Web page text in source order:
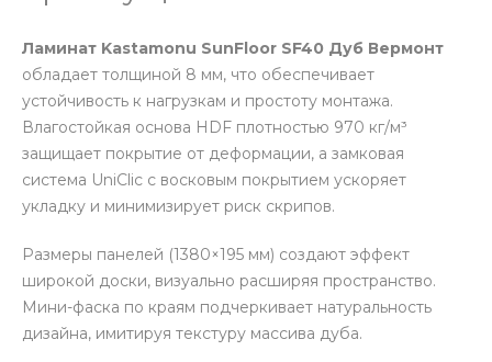
Ламинат Kastamonu SunFloor SF40 Дуб Вермонт
обладает толщиной 8 мм, что обеспечивает
устойчивость к нагрузкам и простоту монтажа.
Влагостойкая основа HDF плотностью 970 кг/м³
защищает покрытие от деформации, а замковая
система UniClic с восковым покрытием ускоряет
укладку и минимизирует риск скрипов.
Размеры панелей (1380×195 мм) создают эффект
широкой доски, визуально расширяя пространство.
Мини-фаска по краям подчеркивает натуральность
дизайна, имитируя текстуру массива дуба.